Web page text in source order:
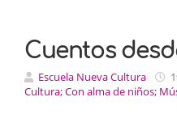
Cuentos
Escuela Nueva Cultura
Cultura; Con alma de niños;